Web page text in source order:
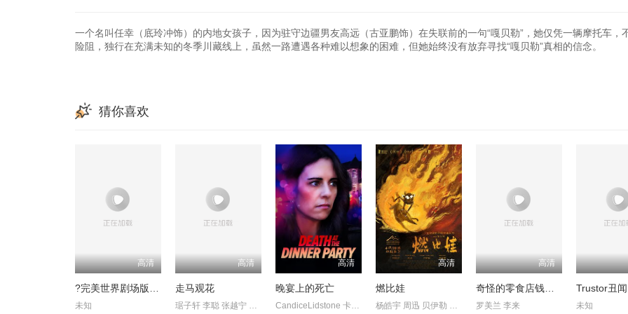
一个名叫任幸（底玲冲饰）的内地女孩子，因为驻守边疆男友高远（古亚鹏饰）在失联前的一句“嘎贝勒”，她仅凭一辆摩托车，
险阻，独行在充满未知的冬季川藏线上，虽然一路遭遇各种难以想象的困难，但她始终没有放弃寻找“嘎贝勒”真相的信念。
猜你喜欢
高清
?完美世界剧场版九劫焚天?
未知
高清
走马观花
琚子轩 李聪 张越宁 高深
高清
晚宴上的死亡
CandiceLidstone 卡梅伦·布罗德 马克·戴 EdenBroda BryceWynte
高清
燃比娃
杨皓宇 周迅 贝伊勒 康春雷
高清
奇怪的零食店钱天堂
罗美兰 李来 未知